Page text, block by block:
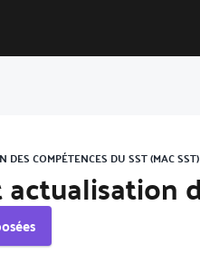
COMPÉTENCES DU SST (MAC